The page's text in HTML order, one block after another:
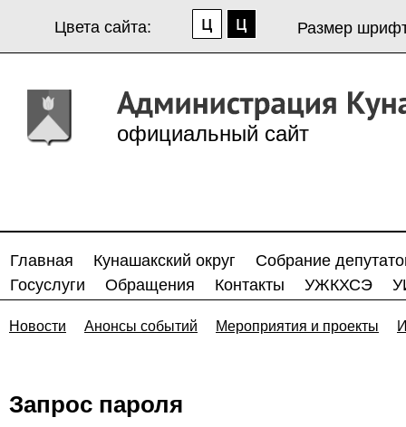
Цвета сайта: Размер
официальный сайт
Главная Кунашакский округ
Собрание
Госуслуги
Обращения Контакты УЖКХСЭ
Новости Анонсы событий Мероприятия и проекты
Запрос пароля